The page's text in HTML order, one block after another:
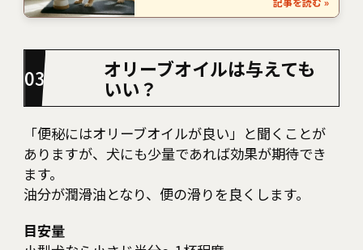
オリーブオイルは与えても
いい？
「便秘にはオリーブオイルが良い」と聞くことが
ありますが、犬にも少量であれば効果が期待でき
ます。
油分が潤滑油となり、便の滑りを良くします。
目安量